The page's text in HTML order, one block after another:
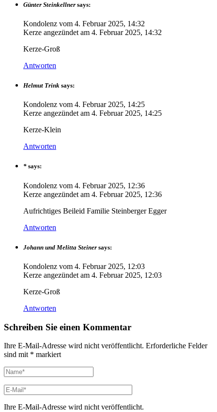
Günter Steinkellner says:
Kondolenz vom 4. Februar 2025, 14:32
Kerze angezündet am 4. Februar 2025, 14:32
Kerze-Groß
Antworten
Helmut Trink says:
Kondolenz vom 4. Februar 2025, 14:25
Kerze angezündet am 4. Februar 2025, 14:25
Kerze-Klein
Antworten
* says:
Kondolenz vom 4. Februar 2025, 12:36
Kerze angezündet am 4. Februar 2025, 12:36
Aufrichtiges Beileid Familie Steinberger Egger
Antworten
Johann und Melitta Steiner says:
Kondolenz vom 4. Februar 2025, 12:03
Kerze angezündet am 4. Februar 2025, 12:03
Kerze-Groß
Antworten
Schreiben Sie einen Kommentar
Ihre E-Mail-Adresse wird nicht veröffentlicht. Erforderliche Felder
sind mit * markiert
Ihre E-Mail-Adresse wird nicht veröffentlicht.